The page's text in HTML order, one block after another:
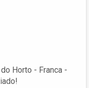
Horto - Franca -